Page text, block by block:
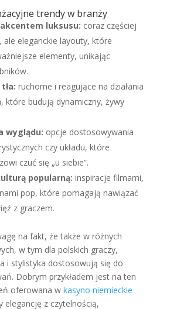
trendy w branży
luksusu: coraz częściej
ale eleganckie layouty, które
elementy, unikając
ruchome i reagujące na działania
które budują dynamiczny, żywy
wyglądu: opcje dostosowywania
czy układu, które
czuć się „u siebie”.
popularną: inspiracje filmami,
pop, które pomagają nawiązać
z graczem.
na fakt, że także w różnych
w tym dla polskich graczy,
i stylistyka dostosowują się do
Dobrym przykładem jest na ten
oferowana w kasyno niemieckie
elegancję z czytelnością,